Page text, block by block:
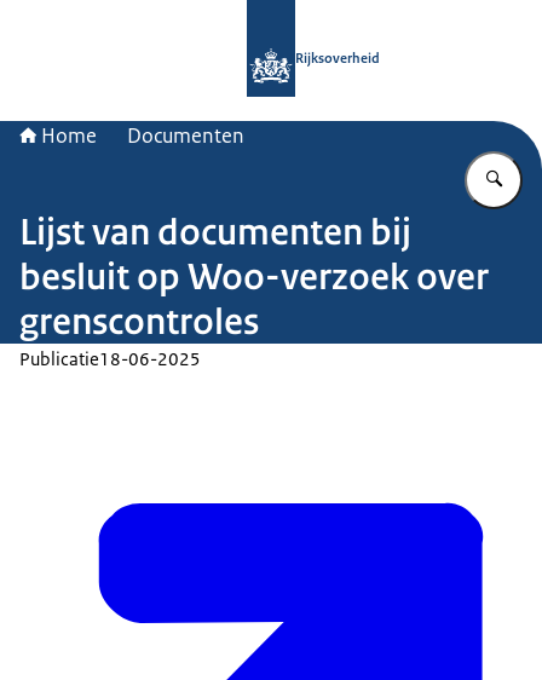
Rijksoverheid
Home Documenten
Lijst van documenten bij
besluit op Woo-verzoek over
grenscontroles
Publicatie18-06-2025